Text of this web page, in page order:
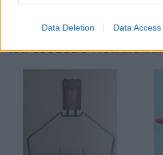
Data Deletion Data Access
KAPCSOLÓDÓ MŰTÁRGYAK